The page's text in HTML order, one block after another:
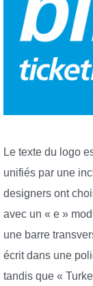
Le texte du logo
unifiés par une
designers ont
avec un « e »
une barre
écrit dans une
tandis que «